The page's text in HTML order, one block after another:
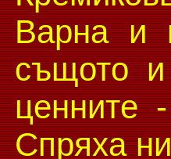
Варна и
същото
ценните
Спряха ни